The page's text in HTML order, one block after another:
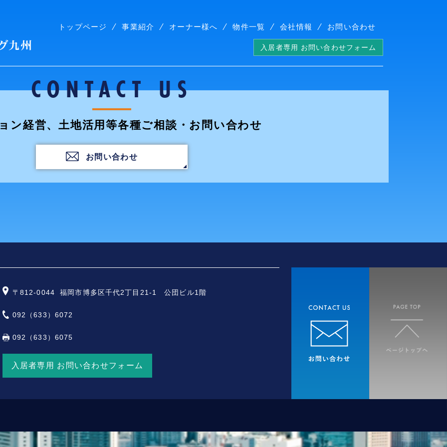
株式会社コープリビング九州
トップページ 事業紹介 オーナー様へ 物件一覧 会社情報 お問い合わせ
入居者専用 お問い合わせフォーム
CONTACT US
ン経営、土地活用等各種ご相談・お問い合わせ
お問い合わせ
〒812-0044 福岡市博多区千代2丁目21-1 公団ビル1階
092（633）6072
092（633）6075
入居者専用 お問い合わせフォーム